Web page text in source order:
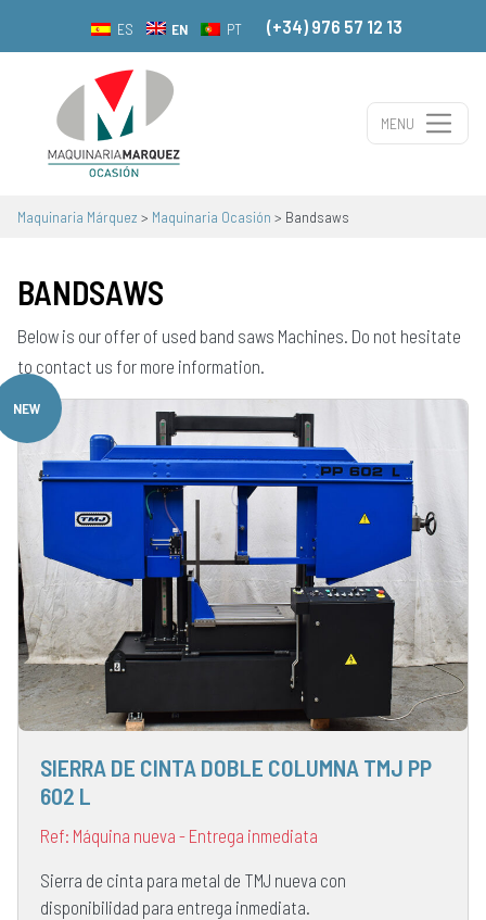
ES EN PT (+34) 976 57 12 13
Main Navigation
MENU
Maquinaria Márquez > Maquinaria Ocasión > Bandsaws
BANDSAWS
Below is our offer of used band saws Machines. Do not hesitate
to contact us for more information.
SIERRA DE CINTA DOBLE COLUMNA TMJ PP
602 L
Ref: Máquina nueva - Entrega inmediata
Sierra de cinta para metal de TMJ nueva con
disponibilidad para entrega inmediata.
NEW